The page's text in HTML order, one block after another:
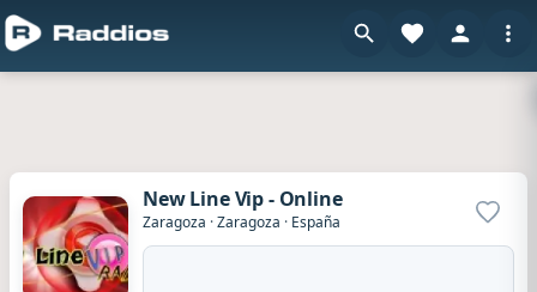
New Line Vip - Online
Zaragoza ·Zaragoza · España